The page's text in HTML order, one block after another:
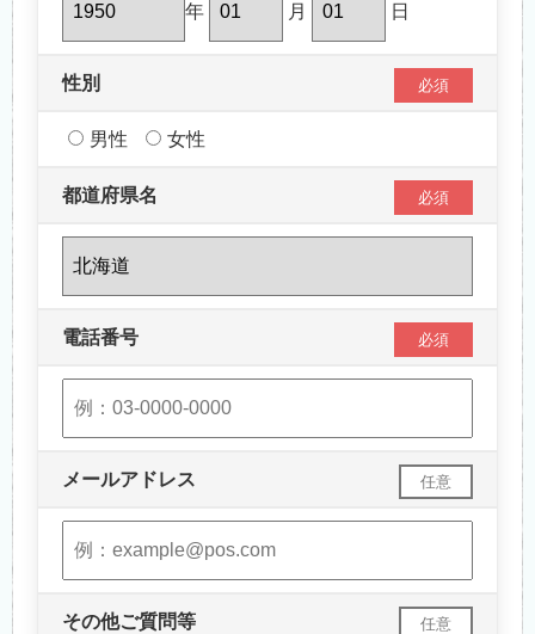
年 月 日
性別 必須
男性 女性
都道府県名 必須
電話番号 必須
メールアドレス 任意
その他ご質問等 任意